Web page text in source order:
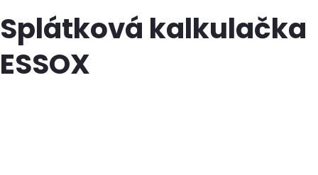
Splátková kalkulačka
ESSOX